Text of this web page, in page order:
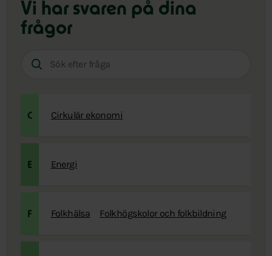
Vi har svaren på dina
frågor
C Cirkulär ekonomi
E Energi
F Folkhälsa Folkhögskolor och folkbildning